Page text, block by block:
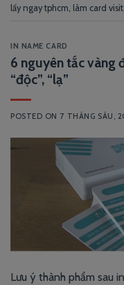
lấy ngay tphcm làm card visit
IN NAME CARD
6 nguyên tắc vàng
“độc”, “lạ”
POSTED ON 7 THÁNG SÁU,
Lưu ý thành phẩm sau